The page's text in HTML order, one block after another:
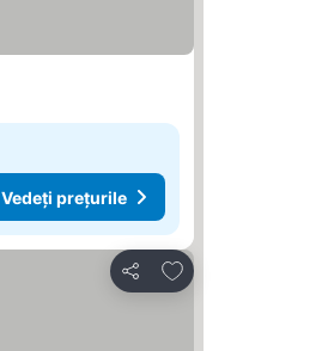
Vedeți prețurile
Distribuiți
Adăugaţi la favorite